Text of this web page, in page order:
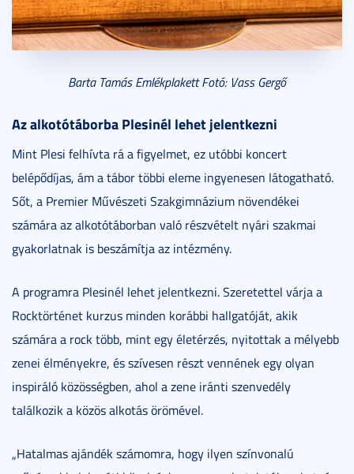
Barta Tamás Emlékplakett Fotó: Vass Gergő
Az alkotótáborba Plesinél lehet jelentkezni
Mint Plesi felhívta rá a figyelmet, ez utóbbi koncert
belépődíjas, ám a tábor többi eleme ingyenesen látogatható.
Sőt, a Premier Művészeti Szakgimnázium növendékei
számára az alkotótáborban való részvételt nyári szakmai
gyakorlatnak is beszámítja az intézmény.
A programra Plesinél lehet jelentkezni. Szeretettel várja a
Rocktörténet kurzus minden korábbi hallgatóját, akik
számára a rock több, mint egy életérzés, nyitottak a mélyebb
zenei élményekre, és szívesen részt vennének egy olyan
inspiráló közösségben, ahol a zene iránti szenvedély
találkozik a közös alkotás örömével.
„Hatalmas ajándék számomra, hogy ilyen színvonalú